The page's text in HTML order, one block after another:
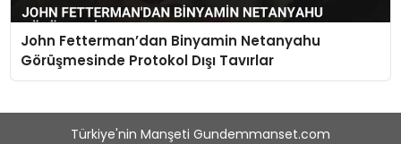
John Fetterman’dan Binyamin Netanyahu
Görüşmesinde Protokol Dışı Tavırlar
Türkiye'nin Manşeti Gundemmanset.com